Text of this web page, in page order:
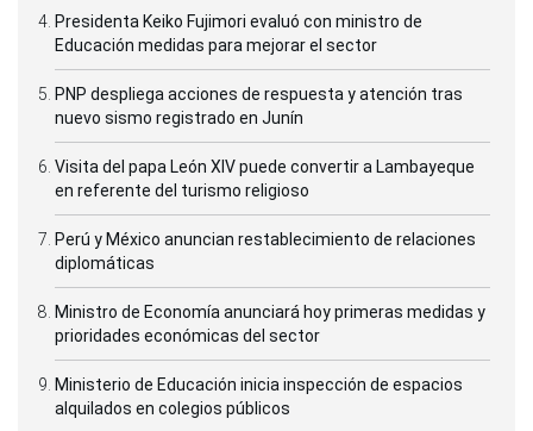
Presidenta Keiko Fujimori evaluó con ministro de
Educación medidas para mejorar el sector
PNP despliega acciones de respuesta y atención tras
nuevo sismo registrado en Junín
Visita del papa León XIV puede convertir a Lambayeque
en referente del turismo religioso
Perú y México anuncian restablecimiento de relaciones
diplomáticas
Ministro de Economía anunciará hoy primeras medidas y
prioridades económicas del sector
Ministerio de Educación inicia inspección de espacios
alquilados en colegios públicos